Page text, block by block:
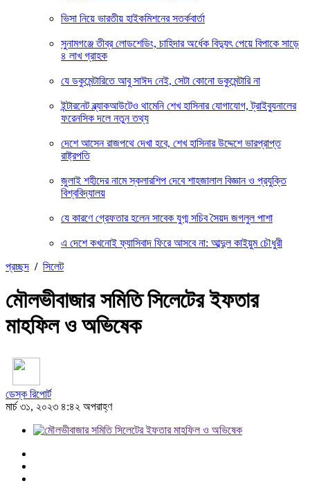
ভিসা নিয়ে ভারতীয় হাইকমিশনের সতর্কবার্তা
সুনামগঞ্জে তীব্র লোডশেডিং, চাহিদার অর্ধেক বিদ্যুৎ পেয়ে বিপাকে সাড়ে
৪ লাখ গ্রাহক
যে ডকুমেন্টারিতে আবু সাঈদ নেই, সেটা কোনো ডকুমেন্টারি না
ইন্টারনেট ব্ল্যাকআউটেও থামেনি শেখ হাসিনার যোগাযোগ, ট্রাইব্যুনালের
ফরেনসিক দলে নতুন তথ্য
দেশে আসেন রাজপথে দেখা হবে, শেখ হাসিনার উদ্দেশে ভারপ্রাপ্ত
রাষ্ট্রপতি
জুলাই শহীদের নামে স্কলারশিপ দেবে শাহজালাল বিজ্ঞান ও প্রযুক্তি
বিশ্ববিদ্যালয়
যে কারণে গ্রেফতার হলেন সাবেক যুগ্ম সচিব সৈয়দ জগলুল পাশা
এ দেশে কখনোই ফ্যাসিবাদ ফিরে আসবে না: আব্দুল কাইয়ুম চৌধুরী
প্রচ্ছদ / সিলেট
মৌলভীবাজার সমিতি সিলেটের ইফতার
মাহফিল ও অভিষেক
ডেস্ক রিপোর্ট
মার্চ ৩১, ২০২৩ ৪:৪২ অপরাহ্ণ